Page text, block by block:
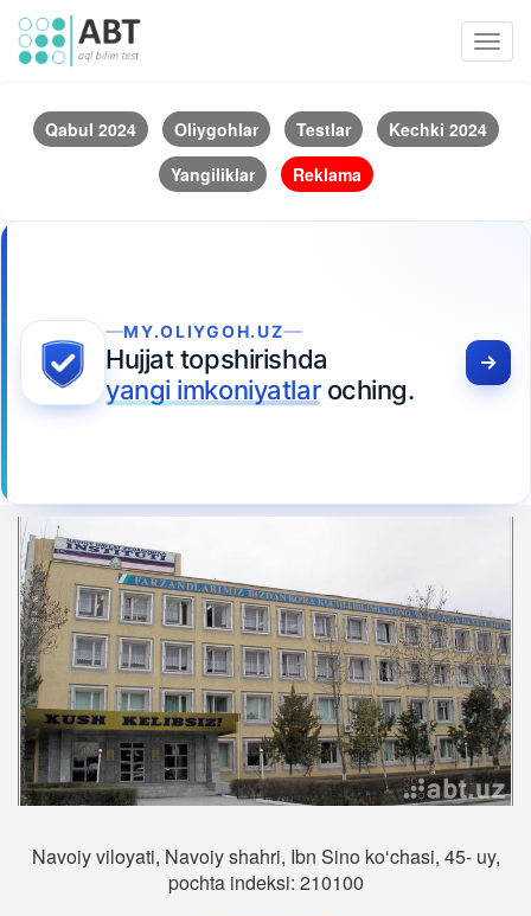
Qabul 2024 Oliygohlar Testlar
Kechki 2024
Yangiliklar
Reklama
MY.OLIYGOH.UZ
Hujjat topshirishda
yangi imkoniyatlaroching.
Navoiy viloyati, Navoiy shahri, Ibn Sino ko‘chasi, 45- uy,
pochta indeksi: 210100